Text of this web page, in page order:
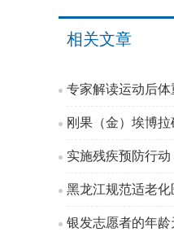
相关文章
专家解读运动后
刚果（金）埃博
实施残疾预防行
黑龙江规范适老化
银发志愿者的年